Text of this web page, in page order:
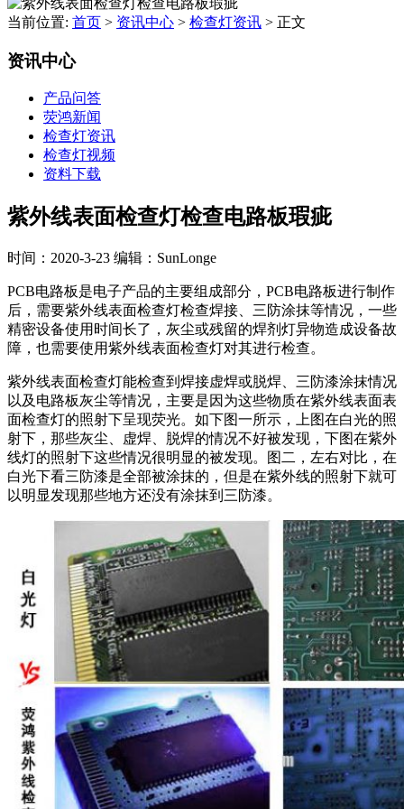
当前位置: 首页 > 资讯中心 > 检查灯资讯 > 正文
资讯中心
产品问答
荧鸿新闻
检查灯资讯
检查灯视频
资料下载
紫外线表面检查灯检查电路板瑕疵
时间：2020-3-23 编辑：SunLonge
PCB电路板是电子产品的主要组成部分，PCB电路板进行制作
后，需要紫外线表面检查灯检查焊接、三防涂抹等情况，一些
精密设备使用时间长了，灰尘或残留的焊剂灯异物造成设备故
障，也需要使用紫外线表面检查灯对其进行检查。
紫外线表面检查灯能检查到焊接虚焊或脱焊、三防漆涂抹情况
以及电路板灰尘等情况，主要是因为这些物质在紫外线表面表
面检查灯的照射下呈现荧光。如下图一所示，上图在白光的照
射下，那些灰尘、虚焊、脱焊的情况不好被发现，下图在紫外
线灯的照射下这些情况很明显的被发现。图二，左右对比，在
白光下看三防漆是全部被涂抹的，但是在紫外线的照射下就可
以明显发现那些地方还没有涂抹到三防漆。